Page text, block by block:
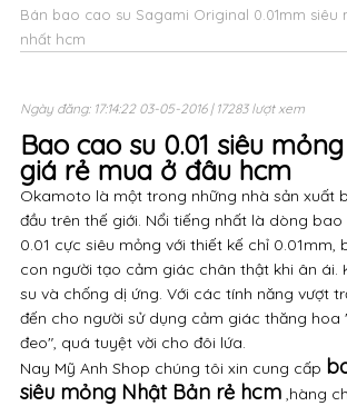
Bán bao cao su Sagami Original 0.01mm
nhất hcm
Ngày đăng: 17:14:22 03-05-2016 | 17283 lượt xem
Bao cao su 0.01 siêu
giá rẻ mua ở đâu hcm
Okamoto là một trong những nhà sản xuất
đầu trên thế giới. Nổi tiếng nhất là dòng
0.01 cực siêu mỏng với thiết kế chỉ 0.01mm,
con người tạo cảm giác chân thật khi ân ái.
su và chống dị ứng. Với các tính năng vượt
đến cho người sử dụng cảm giác thăng hoa
đeo", quá tuyệt vời cho đôi lứa.
Nay Mỹ Anh Shop chúng tôi xin cung cấp
siêu mỏng Nhật Bản rẻ hcm,hàng